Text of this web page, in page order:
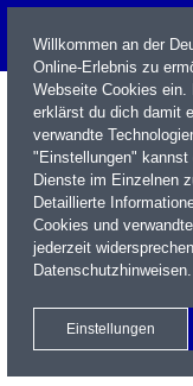
Name / WKN / ISIN / Kürzel
Xetra Realtime
Willkommen an der
Online-Erlebnis zu
Webseite Cookies
erklärst du dich damit
verwandte
"Einstellungen" kannst
Dienste im Einzelnen
Detaillierte
Cookies und
jederzeit
Datenschutzhinweisen.
Einstellungen